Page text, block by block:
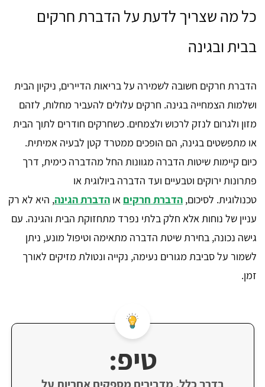
כל מה שצריך לדעת על הדברת חרקים
בבית ובגינה
הדברת חרקים חשובה לשמירה על בריאות הדיירים, ניקיון הבית
ושלמות הצמחייה בגינה. חרקים עלולים להעביר מחלות, לזהם
מזון ולגרום לנזק לרכוש ולצמחים. כשחרקים חודרים לתוך הבית
או מתפשטים בגינה, הם הופכים ממטרד קטן לבעיה אמיתית.
כיום קיימות שיטות הדברה מגוונות החל מהדברה כימית, דרך
פתרונות ירוקים וטבעיים ועד הדברה ביולוגית או
טכנולוגית. לסיכום, הדברת חרקים או הדברת הגינה, היא לא רק
עניין של נוחות אלא חלק בלתי נפרד מתחזוקת הבית והגינה. עם
גישה נכונה, בחירת שיטת הדברה מתאימה וטיפול מונע, ניתן
לשמור על סביבת מגורים נעימה, נקייה ונטולת מזיקים לאורך
זמן.
טיפ:
בדרך כלל, מדבירים מספקים אחריות על